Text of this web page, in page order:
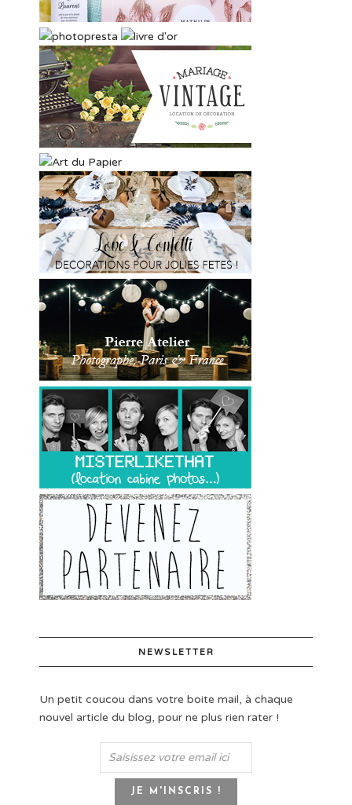
NEWSLETTER
Un petit coucou dans votre boite mail, à chaque
nouvel article du blog, pour ne plus rien rater !